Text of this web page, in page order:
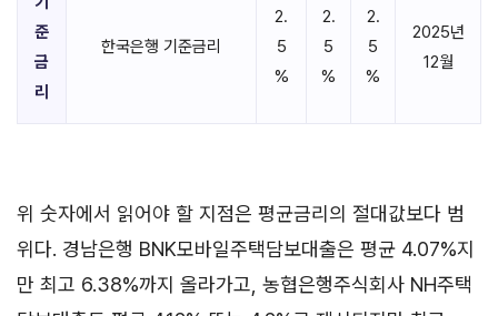
준
금
리
한국은행 기준금리
2.
5
%
2.
5
%
2.
5
%
2025년
12월
위 숫자에서 읽어야 할 지점은 평균금리의 절대값보다 범
위다. 경남은행 BNK모바일주택담보대출은 평균 4.07%지
만 최고 6.38%까지 올라가고, 농협은행주식회사 NH주택